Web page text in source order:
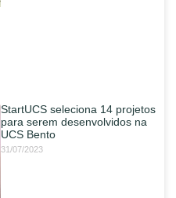
StartUCS seleciona 14 projetos
para serem desenvolvidos na
UCS Bento
31/07/2023